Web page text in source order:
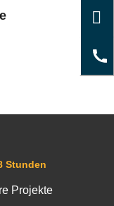
Stunden
Projekte